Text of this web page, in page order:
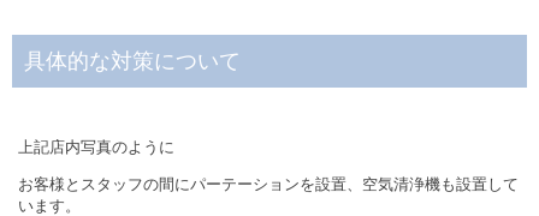
具体的な対策について
上記店内写真のように
お客様とスタッフの間にパーテーションを設置、 空気清浄機も設置して
います。